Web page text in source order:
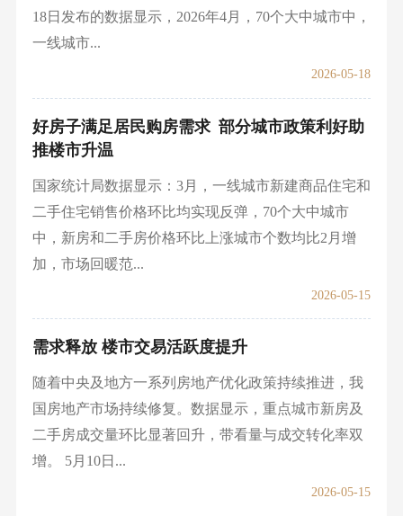
18日发布的数据显示，2026年4月，70个大中城市中，
一线城市...
2026-05-18
好房子满足居民购房需求 部分城市政策利好助
推楼市升温
国家统计局数据显示：3月，一线城市新建商品住宅和
二手住宅销售价格环比均实现反弹，70个大中城市
中，新房和二手房价格环比上涨城市个数均比2月增
加，市场回暖范...
2026-05-15
需求释放 楼市交易活跃度提升
随着中央及地方一系列房地产优化政策持续推进，我
国房地产市场持续修复。数据显示，重点城市新房及
二手房成交量环比显著回升，带看量与成交转化率双
增。 5月10日...
2026-05-15